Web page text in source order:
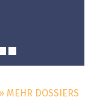
» MEHR DOSSIERS